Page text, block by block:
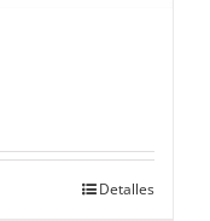
Detalles